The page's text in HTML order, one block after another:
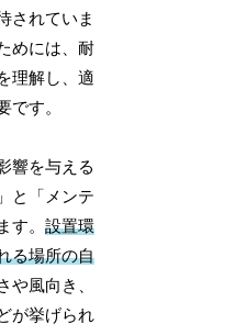
されていま
めには、耐
理解し、適
です。
響を与える
と「メンテ
す。設置環
る場所の自
や風向き、
が挙げられ